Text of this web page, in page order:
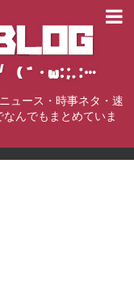
ュース・時事ネタ・速
んでもまとめていま